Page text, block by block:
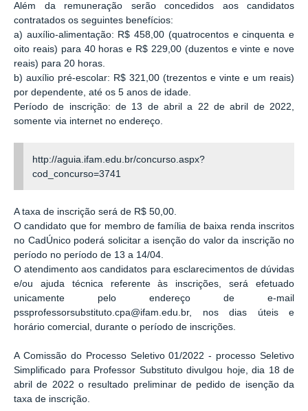
Além da remuneração serão concedidos aos candidatos
contratados os seguintes benefícios:
a) auxílio-alimentação: R$ 458,00 (quatrocentos e cinquenta e
oito reais) para 40 horas e R$ 229,00 (duzentos e vinte e nove
reais) para 20 horas.
b) auxílio pré-escolar: R$ 321,00 (trezentos e vinte e um reais)
por dependente, até os 5 anos de idade.
Período de inscrição: de 13 de abril a 22 de abril de 2022,
somente via internet no endereço.
http://aguia.ifam.edu.br/concurso.aspx?
cod_concurso=3741
A taxa de inscrição será de R$ 50,00.
O candidato que for membro de família de baixa renda inscritos
no CadÚnico poderá solicitar a isenção do valor da inscrição no
período no período de 13 a 14/04.
O atendimento aos candidatos para esclarecimentos de dúvidas
e/ou ajuda técnica referente às inscrições, será efetuado
unicamente pelo endereço de e-mail
pssprofessorsubstituto.cpa@ifam.edu.br, nos dias úteis e
horário comercial, durante o período de inscrições.
A Comissão do Processo Seletivo 01/2022 - processo Seletivo
Simplificado para Professor Substituto divulgou hoje, dia 18 de
abril de 2022 o resultado preliminar de pedido de isenção da
taxa de inscrição.